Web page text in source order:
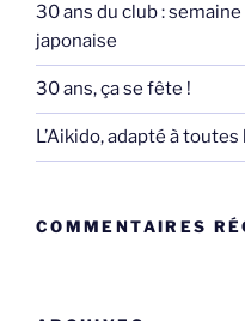
30 ans du club :
japonaise
30 ans, ça se fête !
L’Aikido, adapté à
COMMENTAIRES